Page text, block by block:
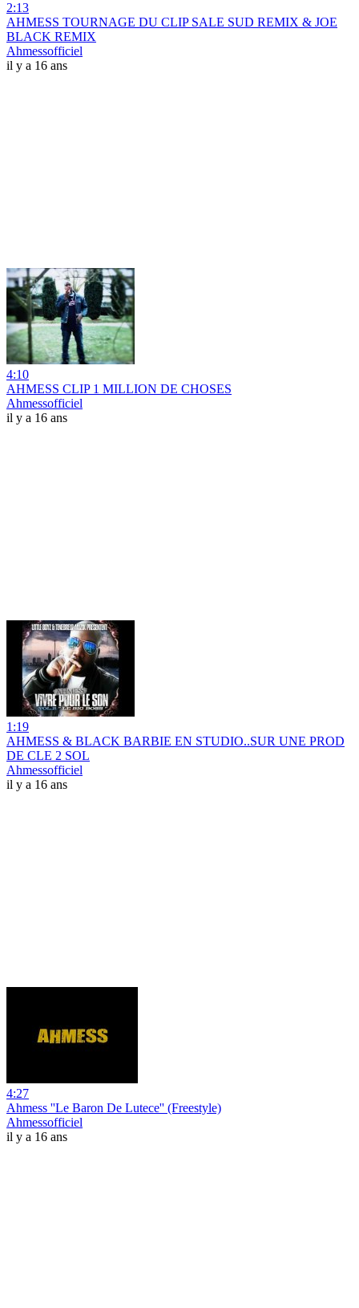
2:13
AHMESS TOURNAGE DU CLIP SALE SUD REMIX & JOE
BLACK REMIX
Ahmessofficiel
il y a 16 ans
4:10
AHMESS CLIP 1 MILLION DE CHOSES
Ahmessofficiel
il y a 16 ans
1:19
AHMESS & BLACK BARBIE EN STUDIO..SUR UNE PROD
DE CLE 2 SOL
Ahmessofficiel
il y a 16 ans
4:27
Ahmess ''Le Baron De Lutece'' (Freestyle)
Ahmessofficiel
il y a 16 ans